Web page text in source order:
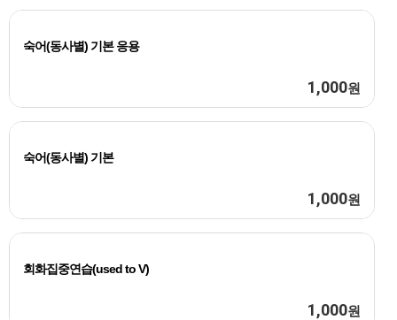
숙어(동사별) 기본 응용
1,000원
숙어(동사별) 기본
1,000원
회화집중연습(used to V)
1,000원